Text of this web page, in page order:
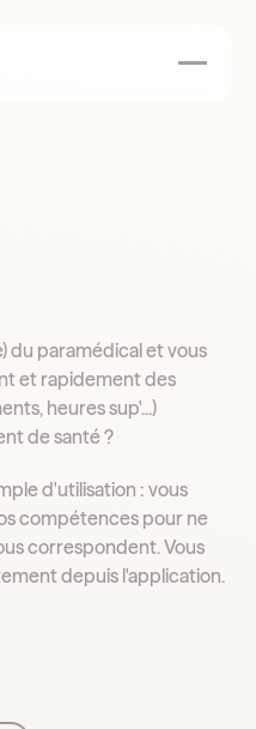
du paramédical et vous
et rapidement des
heures sup'...)
de santé ?
d'utilisation : vous
compétences pour ne
correspondent. Vous
depuis l'application.